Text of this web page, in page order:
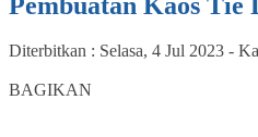
Diterbitkan : Selasa, 4 Jul 2023 -
BAGIKAN